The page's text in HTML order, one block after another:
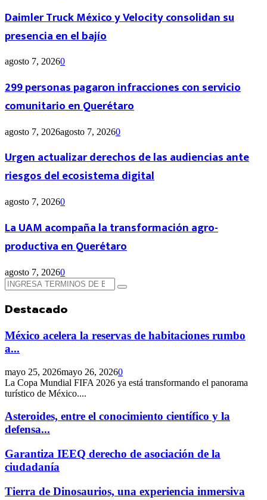
Daimler Truck México y Velocity consolidan su
presencia en el bajío
agosto 7, 20260
299 personas pagaron infracciones con servicio
comunitario en Querétaro
agosto 7, 2026agosto 7, 20260
Urgen actualizar derechos de las audiencias ante
riesgos del ecosistema digital
agosto 7, 20260
La UAM acompaña la transformación agro-
productiva en Querétaro
agosto 7, 20260
Búsqueda
de:
Búsqueda
Destacado
México acelera la reservas de habitaciones rumbo
a...
mayo 25, 2026mayo 26, 20260
La Copa Mundial FIFA 2026 ya está transformando el panorama
turístico de México....
Asteroides, entre el conocimiento científico y la
defensa...
Garantiza IEEQ derecho de asociación de la
ciudadanía
Tierra de Dinosaurios, una experiencia inmersiva